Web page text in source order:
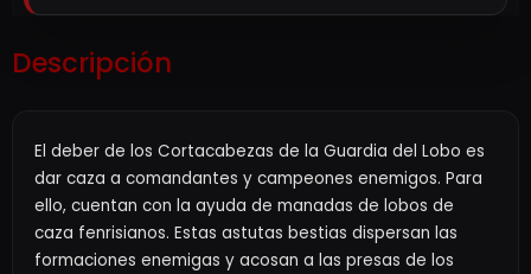
Descripción
El deber de los Cortacabezas de la Guardia del Lobo es
dar caza a comandantes y campeones enemigos. Para
ello, cuentan con la ayuda de manadas de lobos de
caza fenrisianos. Estas astutas bestias dispersan las
formaciones enemigas y acosan a las presas de los